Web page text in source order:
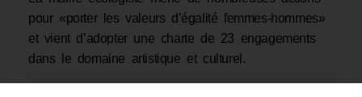
pour «porter les valeurs d’égalité femmes-hommes»
et vient d’adopter une charte de 23 engagements
dans le domaine artistique et culturel.